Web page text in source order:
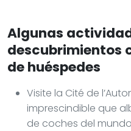
Algunas
descubrimientos
de huéspedes
Visite la Cité de
imprescindible que
de coches del